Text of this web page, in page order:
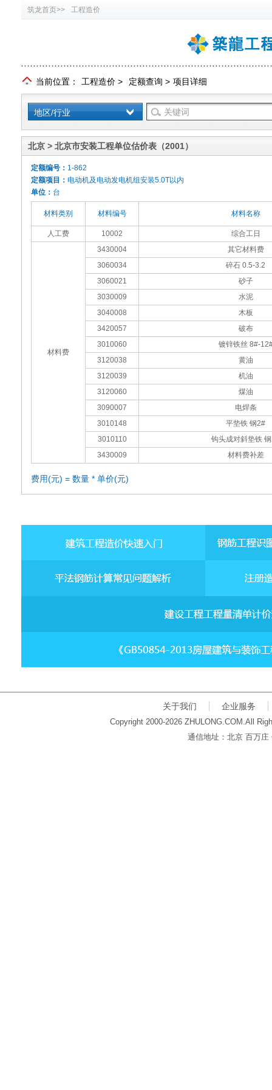
筑龙首页>> 工程造价
当前位置： 工程造价 > 定额查询 > 项目详细
地区/行业
北京 > 北京市安装工程单位估价表（2001）
定额编号： 1-862
定额项目： 电动机及电动发电机组安装5.0T以内
单位： 台
材料类别 材料编号 材料名称
人工费 10002 综合工日
材料费
3430004
其它材料费
3060034
碎石 0.5-3.2
3060021
砂子
3030009
水泥
3040008
木板
3420057
破布
3010060
镀锌铁丝 8#-
3120038
黄油
3120039
机油
3120060
煤油
3090007
电焊条
3010148
平垫铁 钢2#
3010110
钩头成对斜垫铁
3430009
材料费补差
费用(元) = 数量 * 单价(元)
关于我们 企业服务
Copyright 2000-2026 ZHULONG.COM.All
通信地址：北京 百万